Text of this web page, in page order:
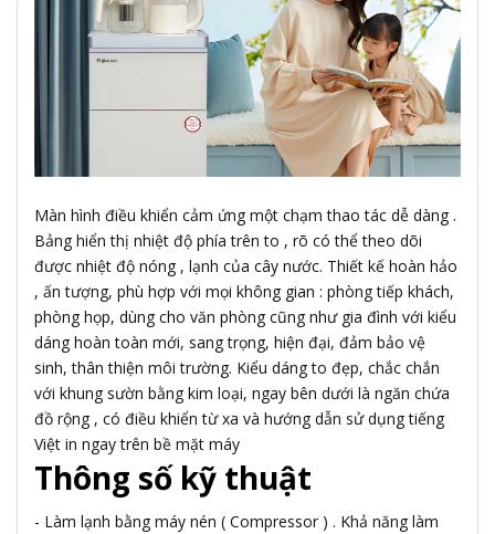
Màn hình điều khiển cảm ứng một chạm thao tác dễ dàng .
Bảng hiển thị nhiệt độ phía trên to , rõ có thể theo dõi
được nhiệt độ nóng , lạnh của cây nước. Thiết kế hoàn hảo
, ấn tượng, phù hợp với mọi không gian : phòng tiếp khách,
phòng họp, dùng cho văn phòng cũng như gia đình với kiểu
dáng hoàn toàn mới, sang trọng, hiện đại, đảm bảo vệ
sinh, thân thiện môi trường. Kiểu dáng to đẹp, chắc chắn
với khung sườn bằng kim loại, ngay bên dưới là ngăn chứa
đồ rộng , có điều khiển từ xa và hướng dẫn sử dụng tiếng
Việt in ngay trên bề mặt máy
Thông số kỹ thuật
- Làm lạnh bằng máy nén ( Compressor ) . Khả năng làm